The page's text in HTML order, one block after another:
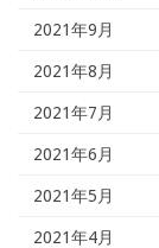
2021年9月
2021年8月
2021年7月
2021年6月
2021年5月
2021年4月